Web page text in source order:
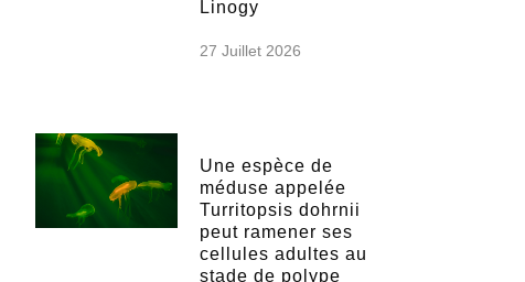
Linogy
27 Juillet 2026
Une espèce de
méduse appelée
Turritopsis dohrnii
peut ramener ses
cellules adultes au
stade de polype